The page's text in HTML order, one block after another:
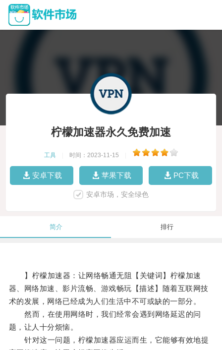
柠檬加速器永久免费加速
工具 时间：2023-11-15
安卓下载 苹果下载 PC下载
安卓市场，安全绿色
简介 排行
】柠檬加速器：让网络畅通无阻【关键词】柠檬加速
器、网络加速、影片流畅、游戏畅玩【描述】随着互联网技
术的发展，网络已经成为人们生活中不可或缺的一部分。
然而，在使用网络时，我们经常会遇到网络延迟的问
题，让人十分烦恼。
针对这一问题，柠檬加速器应运而生，它能够有效地提